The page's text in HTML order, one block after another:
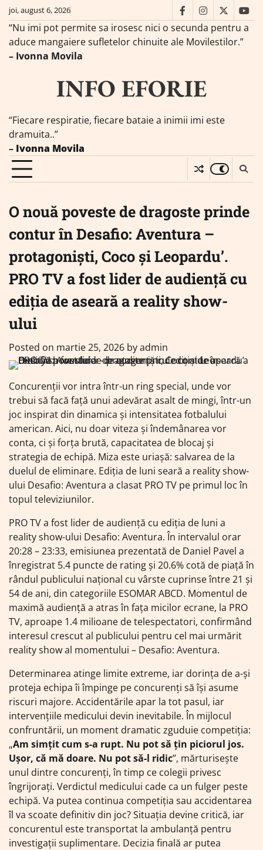
Skip
content
joi, august 6, 2026 facebookinstagram
twitter
“Nu imi pot permite sa irosesc nici o secunda pentru a
aduce mangaiere sufletelor chinuite ale Movilestilor.”
– Ivonna Movila
INFO EFORIE
“Fiecare respiratie, fiecare bataie a inimii imi este
dramuita..”
– Ivonna Movila
O nouă poveste de dragoste prinde
contur în Desafio: Aventura –
protagoniști, Coco și Leopardu’.
PRO TV a fost lider de audiență cu
ediția de aseară a reality show-
ului
Posted on martie 25, 2026 byadmin
Concurenții vor intra într-un ring special, unde vor
trebui să facă față unui adevărat asalt de mingi, într-un
joc inspirat din dinamica și intensitatea fotbalului
american. Aici, nu doar viteza și îndemânarea vor
conta, ci și forța brută, capacitatea de blocaj și
strategia de echipă. Miza este uriașă: salvarea de la
duelul de eliminare. Ediția de luni seară a reality show-
ului Desafio: Aventura a clasat PRO TV pe primul loc în
topul televiziunilor.
PRO TV a fost lider de audiență cu ediția de luni a
reality show-ului Desafio: Aventura. În intervalul orar
20:28 – 23:33, emisiunea prezentată de Daniel Pavel a
înregistrat 5.4 puncte de rating și 20.6% cotă de piață în
rândul publicului național cu vârste cuprinse între 21 și
54 de ani, din categoriile ESOMAR ABCD. Momentul de
maximă audiență a atras în fața micilor ecrane, la PRO
TV, aproape 1.4 milioane de telespectatori, confirmând
interesul crescut al publicului pentru cel mai urmărit
reality show al momentului – Desafio: Aventura.
Determinarea atinge limite extreme, iar dorința de a-și
proteja echipa îi împinge pe concurenți să își asume
riscuri majore. Accidentările apar la tot pasul, iar
intervențiile medicului devin inevitabile. În mijlocul
confruntării, un moment dramatic zguduie competiția:
„Am simțit cum s-a rupt. Nu pot să țin piciorul jos.
Ușor, că mă doare. Nu pot să-l ridic”, mărturisește
unul dintre concurenți, în timp ce colegii privesc
îngrijorați. Verdictul medicului cade ca un fulger peste
echipă. Va putea continua competiția sau accidentarea
îl va scoate definitiv din joc? Situația devine critică, iar
concurentul este transportat la ambulanță pentru
investigații suplimentare. Decizia finală ar putea